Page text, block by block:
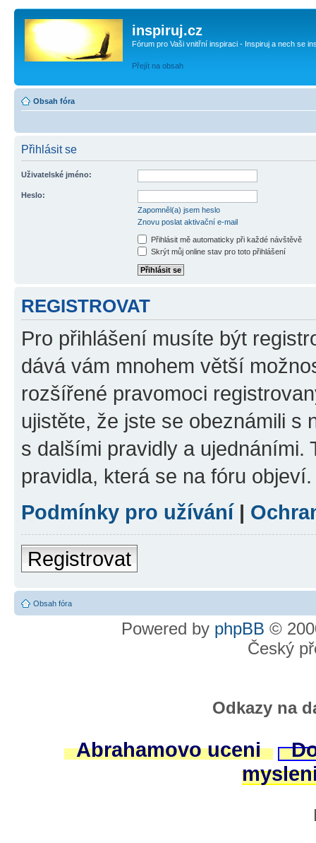
inspiruj.cz
Fórum pro Vaši vnitřní inspiraci - Inspiruj a nech se
Přejít na obsah
Obsah fóra
Přihlásit se
Uživatelské jméno:
Heslo:
Zapomněl(a) jsem heslo
Znovu poslat aktivační e-mail
Přihlásit mě automaticky při každé návštěvě
Skrýt můj online stav pro toto přihlášení
REGISTROVAT
Pro přihlášení musíte být
dává vám mnohem větší
rozšířené pravomoci
ujistěte, že jste se obeznámili s
s dalšími pravidly a ujednáními.
pravidla, která se na fóru objeví.
Podmínky pro užívání|
Registrovat
Obsah fóra
Powered by phpBB ©
Český
Odkazy na
Abrahamovo uceni